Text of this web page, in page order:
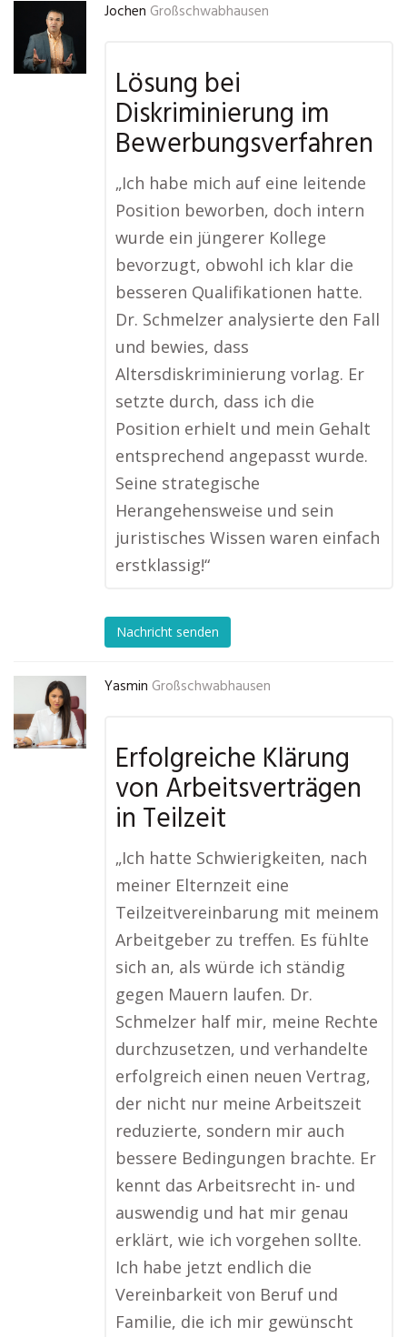
Jochen Großschwabhausen
Lösung bei
Diskriminierung im
Bewerbungsverfahren
„Ich habe mich auf eine leitende
Position beworben, doch intern
wurde ein jüngerer Kollege
bevorzugt, obwohl ich klar die
besseren Qualifikationen hatte.
Dr. Schmelzer analysierte den Fall
und bewies, dass
Altersdiskriminierung vorlag. Er
setzte durch, dass ich die
Position erhielt und mein Gehalt
entsprechend angepasst wurde.
Seine strategische
Herangehensweise und sein
juristisches Wissen waren einfach
erstklassig!“
Nachricht senden
Yasmin Großschwabhausen
Erfolgreiche Klärung
von Arbeitsverträgen
in Teilzeit
„Ich hatte Schwierigkeiten, nach
meiner Elternzeit eine
Teilzeitvereinbarung mit meinem
Arbeitgeber zu treffen. Es fühlte
sich an, als würde ich ständig
gegen Mauern laufen. Dr.
Schmelzer half mir, meine Rechte
durchzusetzen, und verhandelte
erfolgreich einen neuen Vertrag,
der nicht nur meine Arbeitszeit
reduzierte, sondern mir auch
bessere Bedingungen brachte. Er
kennt das Arbeitsrecht in- und
auswendig und hat mir genau
erklärt, wie ich vorgehen sollte.
Ich habe jetzt endlich die
Vereinbarkeit von Beruf und
Familie, die ich mir gewünscht